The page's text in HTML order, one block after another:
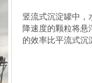
竖流式沉淀罐中，
降速度的颗粒将
的效率比平流式沉